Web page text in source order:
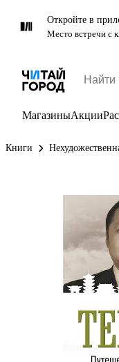
Откройте в
Место встречи с
МагазиныАкции
Книги